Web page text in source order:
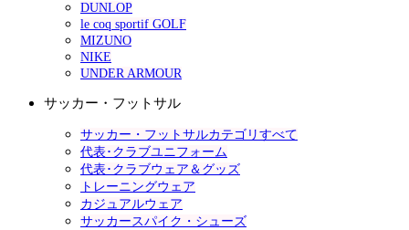
DUNLOP
le coq sportif GOLF
MIZUNO
NIKE
UNDER ARMOUR
サッカー・フットサル
サッカー・フットサルカテゴリすべて
代表･クラブユニフォーム
代表･クラブウェア＆グッズ
トレーニングウェア
カジュアルウェア
サッカースパイク・シューズ